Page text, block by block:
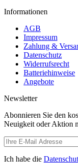
Informationen
AGB
Impressum
Zahlung &
Datenschutz
Widerrufsrecht
Batteriehinweise
Angebote
Newsletter
Abonnieren Sie den
Neuigkeit oder Aktion
Ich habe die